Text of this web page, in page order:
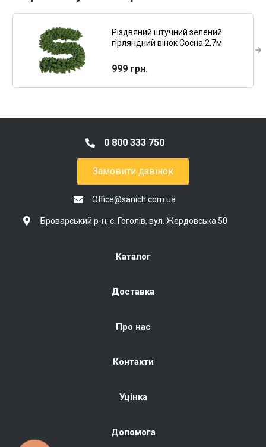
Різдвяний штучний зелений
гірляндний вінок Сосна 2,7м
999 грн.
0 800 333 750
Замовити дзвінок
Office@sanich.com.ua
Броварський р-н, с. Гоголів, вул. Жердовська 50
Каталог
Доставка
Про нас
Контакти
Уцінка
Допомога